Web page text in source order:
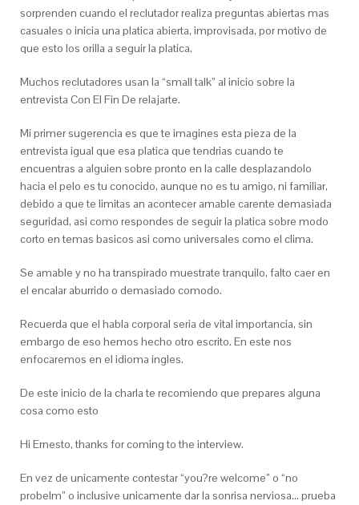
sorprenden cuando el reclutador realiza preguntas abiertas mas
casuales o inicia una platica abierta, improvisada, por motivo de
que esto los orilla a seguir la platica.
Muchos reclutadores usan la “small talk” al inicio sobre la
entrevista Con El Fin De relajarte.
Mi primer sugerencia es que te imagines esta pieza de la
entrevista igual que esa platica que tendri­as cuando te
encuentras a alguien sobre pronto en la calle desplazandolo
hacia el pelo es tu conocido, aunque no es tu amigo, ni familiar,
debido a que te limitas an acontecer amable carente demasiada
seguridad, asi­ como respondes de seguir la platica sobre modo
corto en temas basicos asi­ como universales como el clima.
Se amable y no ha transpirado muestrate tranquilo, falto caer en
el encalar aburrido o demasiado comodo.
Recuerda que el habla corporal seri­a de vital importancia, sin
embargo de eso hemos hecho otro escrito. En este nos
enfocaremos en el idioma ingles.
De este inicio de la charla te recomiendo que prepares alguna
cosa como esto
Hi Ernesto, thanks for coming to the interview.
En vez de unicamente contestar “you?re welcome” o “no
probelm” o inclusive unicamente dar la sonrisa nerviosa… prueba